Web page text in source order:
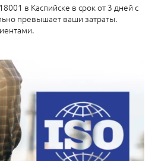
в Каспийске в срок от 3 дней с
превышает ваши затраты.